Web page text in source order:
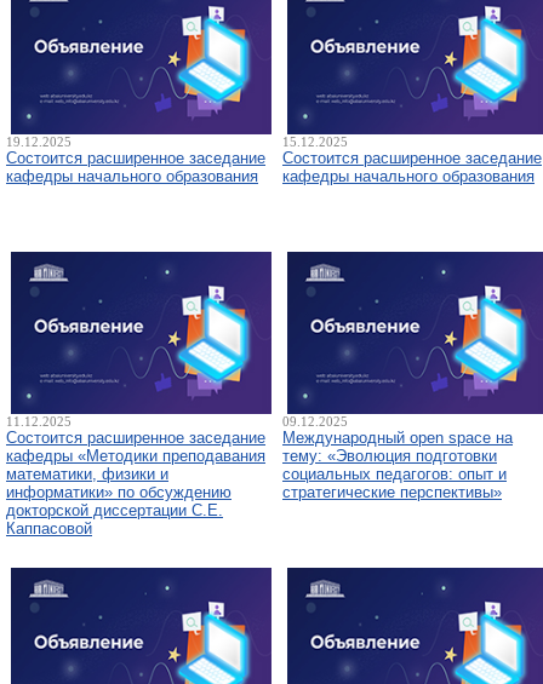
19.12.2025
Состоится расширенное заседание
кафедры начального образования
15.12.2025
Состоится расширенное заседание
кафедры начального образования
11.12.2025
Состоится расширенное заседание
кафедры «Методики преподавания
математики, физики и
информатики» по обсуждению
докторской диссертации С.Е.
Каппасовой
09.12.2025
Международный open space на
тему: «Эволюция подготовки
социальных педагогов: опыт и
стратегические перспективы»